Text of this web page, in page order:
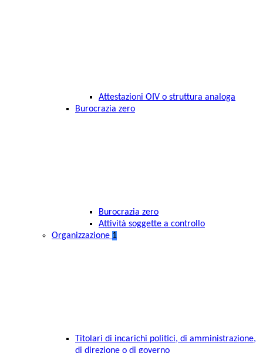
Attestazioni OIV o struttura analoga
Burocrazia zero
Burocrazia zero
Attività soggette a controllo
Organizzazione 1
Titolari di incarichi politici, di amministrazione,
di direzione o di governo